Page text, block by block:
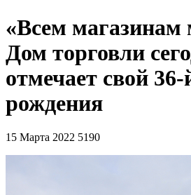
«Всем магазинам
Дом торговли
отмечает свой 36-
рождения
15 Марта 2022 5190